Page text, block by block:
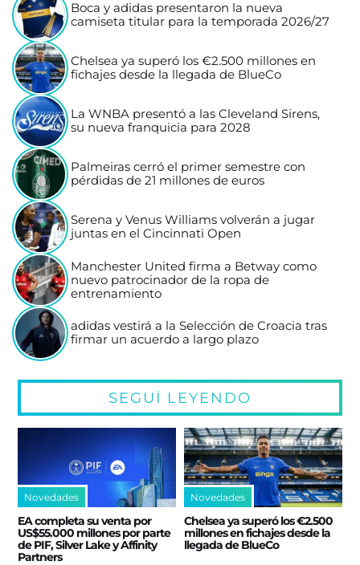
Boca y adidas presentaron la nueva
camiseta titular para la temporada 2026/27
Chelsea ya superó los €2.500 millones en
fichajes desde la llegada de BlueCo
La WNBA presentó a las Cleveland Sirens,
su nueva franquicia para 2028
Palmeiras cerró el primer semestre con
pérdidas de 21 millones de euros
Serena y Venus Williams volverán a jugar
juntas en el Cincinnati Open
Manchester United firma a Betway como
nuevo patrocinador de la ropa de
entrenamiento
adidas vestirá a la Selección de Croacia tras
firmar un acuerdo a largo plazo
SEGUÍ LEYENDO
Novedades
EA completa su venta por
US$55.000 millones por parte
de PIF, Silver Lake y Affinity
Partners
Novedades
Chelsea ya superó los €2.500
millones en fichajes desde la
llegada de BlueCo